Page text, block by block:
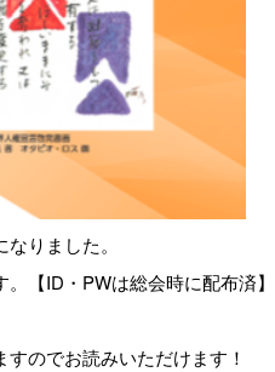
りました。
【ID・PWは総会時に配布済】
のでお読みいただけます！